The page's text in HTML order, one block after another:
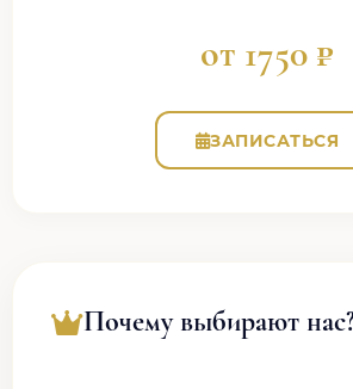
от 1750 ₽
ЗАПИСАТЬСЯ
Почему выбирают